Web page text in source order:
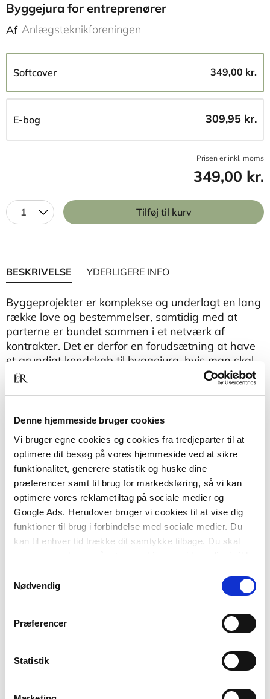
Denne hjemmeside bruger cookies
Vi bruger egne cookies og cookies fra tredjeparter til at
optimere dit besøg på vores hjemmeside ved at sikre
funktionalitet, generere statistik og huske dine
præferencer samt til brug for markedsføring, så vi kan
optimere vores reklametiltag på sociale medier og
Google Ads. Herudover bruger vi cookies til at vise dig
funktioner til brug i forbindelse med sociale medier. Du
kan til enhver tid trække dit samtykke tilbage. Du skal
være opmærksom på, at vores hjemmeside muligvis ikke
tilbagetrækker et samtykke.
Nødvendig
Præferencer
Statistik
Byggejura for entreprenører
Af Anlægsteknikforeningen
Softcover 349,00 kr.
E-bog 309,95 kr.
Prisen er inkl, moms
349,00 kr.
1 Tilføj til kurv
BESKRIVELSE YDERLIGERE INFO
Byggeprojekter er komplekse og underlagt en lang
række love og bestemmelser, samtidig med at
parterne er bundet sammen i et netværk af
kontrakter. Det er derfor en forudsætning at have
et grundigt kendskab til byggejura, hvis man skal
kunne planlægge og lede byggeprojekter uden at
bidrage til de tvister og konflikter, som branchen
forudgående kendskab til jura. De mest basale
begreber forklares, og der gives et overblik over de
love og bestemmelser, der gælder for
byggeprojekter. Desuden gennemgås
udbudslovgivningen og entrepriseaftalen,
herunder AB18-systemet som aftalegrundlag,
projektansvar samt tvister og konflikter.
"Byggejura for entreprenører" er målrettet
bygningsingeniør- og konstruktøruddannelsen
inden for byggeledelse og er også relevant for
baggrund eller færdiggjorde deres uddannelse, før
AB18 trådte i kraft.
Anlægsteknikforeningen i Danmark står bag
udgivelsen. Bogen er skrevet af Birgit Liv Hansen,
der selv kommer fra entreprenørbranchen og